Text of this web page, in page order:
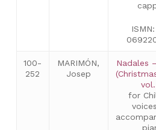
100-
252
MARIMÓN,
Josep
Nadales
for